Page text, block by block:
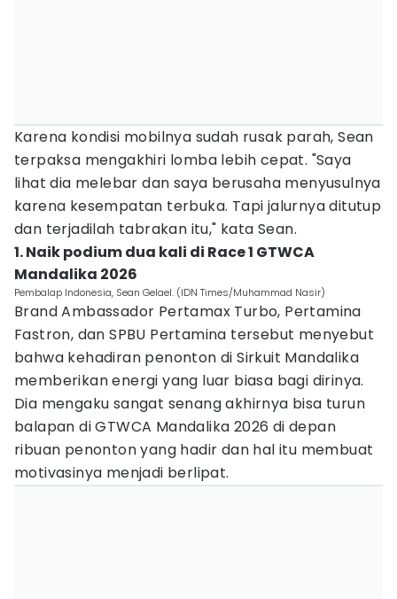
Karena kondisi mobilnya sudah rusak parah, Sean
terpaksa mengakhiri lomba lebih cepat. "Saya
lihat dia melebar dan saya berusaha menyusulnya
karena kesempatan terbuka. Tapi jalurnya ditutup
dan terjadilah tabrakan itu," kata Sean.
1. Naik podium dua kali di Race 1 GTWCA
Mandalika 2026
Pembalap Indonesia, Sean Gelael. (IDN Times/Muhammad Nasir)
Brand Ambassador Pertamax Turbo, Pertamina
Fastron, dan SPBU Pertamina tersebut menyebut
bahwa kehadiran penonton di Sirkuit Mandalika
memberikan energi yang luar biasa bagi dirinya.
Dia mengaku sangat senang akhirnya bisa turun
balapan di GTWCA Mandalika 2026 di depan
ribuan penonton yang hadir dan hal itu membuat
motivasinya menjadi berlipat.